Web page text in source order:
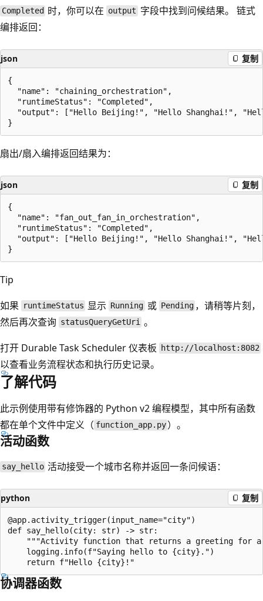
Completed 时，你可以在 output 字段中找到问候结果。 链式
编排返回：
json 复制
{
  "name": "chaining_orchestration",
  "runtimeStatus": "Completed",
"output": ["Hello Beijing!", "Hello Shanghai!",
扇出/扇入编排返回结果为：
json 复制
{
  "name": "fan_out_fan_in_orchestration",
  "runtimeStatus": "Completed",
"output": ["Hello Beijing!", "Hello Shanghai!",
Tip
如果
runtimeStatus 显示 Running 或 Pending ，请稍等片刻，
然后再次查询 statusQueryGetUri 。
打开 Durable Task Scheduler 仪表板
http://localhost:8082
以查看业务流程状态和执行历史记录。
了解代码
此示例使用带有修饰器的 Python v2 编程模型，其中所有函数
都在单个文件中定义（ function_app.py ）。
活动函数
say_hello 活动接受一个城市名称并返回一条问候语：
python 复制
@app.activity_trigger(input_name="city")
def say_hello(city: str) -> str:
"""Activity function that returns a greeting for
    logging.info(f"Saying hello to {city}.")
协调器函数